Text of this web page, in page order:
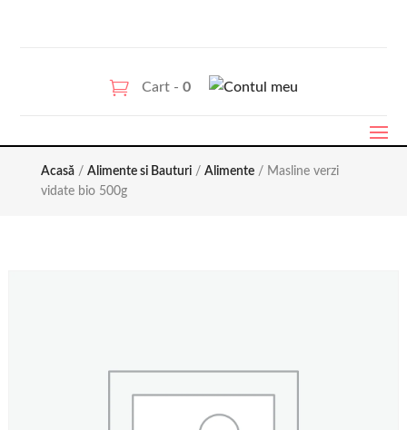
Cart - 0
Acasă/ Alimente si Bauturi/ Alimente/ Masline verzi
vidate bio 500g